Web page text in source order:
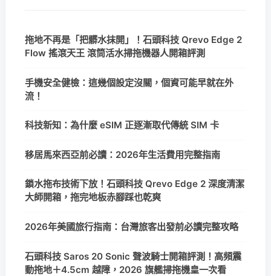
拖地不再是「把髒水抹開」！石頭科技 Qrevo Edge 2
Flow 搖滾天王 滾筒活水掃拖機器人開箱評測
手機安全健檢：這幾個設定沒關，個資可能早就在外
流！
科技新知：為什麼 eSIM 正逐漸取代傳統 SIM 卡
移居馬來西亞前必讀：2026年生活費用完整指南
鎖水拖布技術下放！石頭科技 Qrevo Edge 2 深度清潔
大師開箱，拖完地板赤腳踩也乾爽
2026年美國旅行指南：台灣旅客出發前必讀完整攻略
石頭科技 Saros 20 Sonic 聲波騎士開箱評測！高頻震
動拖地＋4.5cm 越障，2026 旗艦掃拖機皇一次看